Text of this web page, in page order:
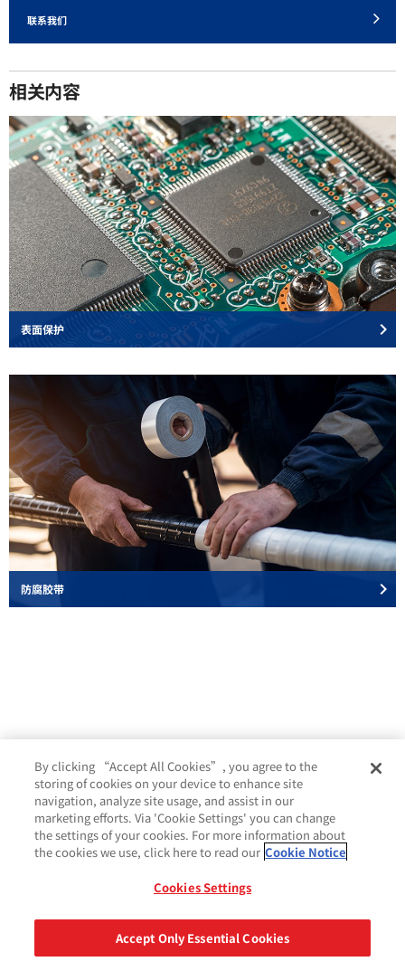
联系我们
相关内容
表面保护 keyboard_arrow_right
防腐胶带 keyboard_arrow_right
Cookie 政策
GDPR
法律和隐私声明
By clicking “Accept All Cookies”, you agree to the
storing of cookies on your device to enhance site
navigation, analyze site usage, and assist in our
marketing efforts. Via 'Cookie Settings' you can change
the settings of your cookies. For more information about
the cookies we use, click here to read our Cookie Notice
Cookies Settings
Accept Only Essential Cookies